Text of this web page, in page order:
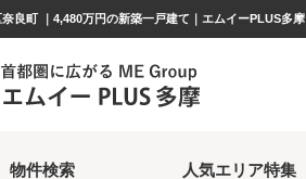
町 ｜4,480万円の新築一戸建て｜エムイーPLUS多摩
物件検索 人気エリア特集